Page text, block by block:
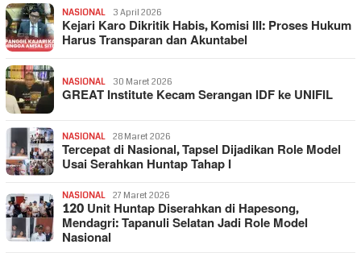
NASIONAL 3 April 2026
Kejari Karo Dikritik Habis, Komisi III: Proses Hukum
Harus Transparan dan Akuntabel
NASIONAL 30 Maret 2026
GREAT Institute Kecam Serangan IDF ke UNIFIL
NASIONAL 28 Maret 2026
Tercepat di Nasional, Tapsel Dijadikan Role Model
Usai Serahkan Huntap Tahap I
NASIONAL 27 Maret 2026
120 Unit Huntap Diserahkan di Hapesong,
Mendagri: Tapanuli Selatan Jadi Role Model
Nasional